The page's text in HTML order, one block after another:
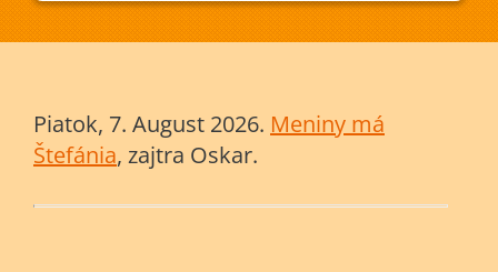
Piatok, 7. August 2026. Meniny má
Štefánia, zajtra Oskar.